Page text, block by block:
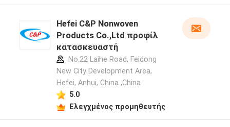
Hefei C&P Nonwoven
Products Co.,Ltd προφίλ
κατασκευαστή
No.22 Laihe Road, Feidong
New City Development Area,
Hefei, Anhui, China ,China
5.0
Ελεγχμένος προμηθευτής